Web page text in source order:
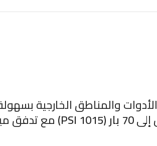
والمناطق الخارجية
70 بار (1015 PSI) مع تدفق